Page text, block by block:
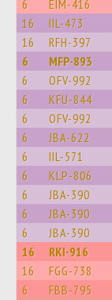
6 EIM-416
16 IIL-473
16 RFH-397
6 MFP-893
6 OFV-992
6 KFU-844
6 OFV-992
6 JBA-622
6 IIL-571
6 KLP-806
6 JBA-390
6 JBA-390
6 JBA-390
16 RKI-916
16 FGG-738
6 FBB-795